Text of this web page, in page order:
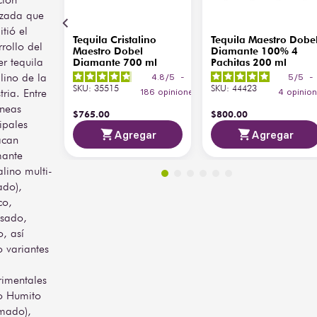
que
el
del
tequila
de la
Entre
multi-
así
variantes
Humito
Tequila Cristalino
Maestro Dobel
Diamante 700 ml
4.8 /5
-
186 opiniones
SKU:35515
$765.00
Agregar
Tequila Maestro
Diamante 100% 4
Pachitas 200 ml
5 /5
-
4
SKU: 44423
$800.00
Agregar